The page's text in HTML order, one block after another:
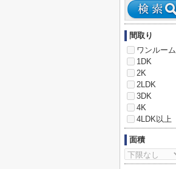
間取り
ワンルーム
1DK
2K
2LDK
3DK
4K
4LDK以上
面積